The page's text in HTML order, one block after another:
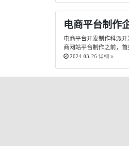
电商平台制作
电商平台开发制作科派
商网站平台制作之前，
2024-03-26 详细